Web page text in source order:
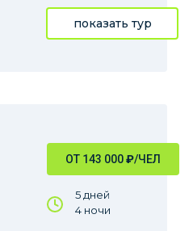
показать тур
ОТ 143 000₽/ЧЕЛ
5 дней
4 ночи